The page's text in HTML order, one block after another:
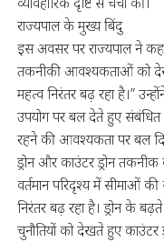
राज्यपाल के मुख्य बिंदु
इस अवसर पर राज्यपाल ने
तकनीकी आवश्यकताओं को
महत्व निरंतर बढ़ रहा है।”
उपयोग पर बल देते हुए संबंधित
रहने की आवश्यकता पर बल
ड्रोन और काउंटर ड्रोन
वर्तमान परिदृश्य में सीमाओं
निरंतर बढ़ रहा है। ड्रोन के
चुनौतियों को देखते हुए